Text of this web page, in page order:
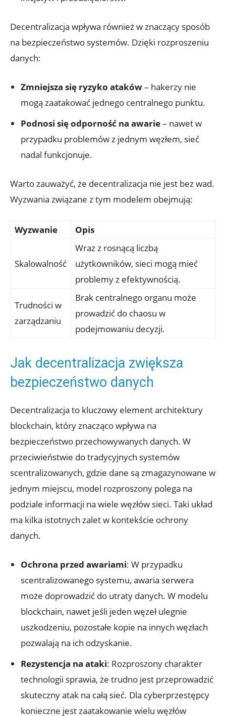
Decentralizacja wpływa‍ również w znaczący sposób
na bezpieczeństwo systemów. ‌Dzięki rozproszeniu
danych:
Zmniejsza​ się ryzyko ataków– hakerzy‍ nie
mogą zaatakować jednego centralnego ‍punktu.
Podnosi się odporność na ⁣awarie– nawet w‌
przypadku problemów z jednym węzłem, sieć
nadal funkcjonuje.
Warto ⁣zauważyć, że decentralizacja‍ nie jest⁢ bez⁤ wad.
Wyzwania⁣ związane z⁢ tym modelem obejmują:
Wyzwanie Opis
Skalowalność
Wraz z rosnącą liczbą
⁢użytkowników, sieci⁢ mogą mieć
problemy z‍ efektywnością.
Trudności w‌
zarządzaniu
Brak centralnego organu może
prowadzić do chaosu w‍
podejmowaniu⁢ decyzji.
Jak decentralizacja zwiększa
bezpieczeństwo danych
Decentralizacja​ to kluczowy element architektury
⁢blockchain, ‍który znacząco wpływa na
bezpieczeństwo przechowywanych danych. W
przeciwieństwie ⁢do tradycyjnych systemów
scentralizowanych, gdzie dane są zmagazynowane w
jednym miejscu, model ⁣rozproszony polega​ na
podziale informacji na wiele węzłów ‌sieci. Taki układ
ma ⁤kilka istotnych zalet w ⁢kontekście⁣ ochrony
danych.
Ochrona przed awariami: W przypadku
‌scentralizowanego systemu,⁣ awaria serwera
‍może doprowadzić do utraty danych. W modelu
blockchain, nawet ‌jeśli jeden węzeł ulegnie
‍uszkodzeniu, pozostałe kopie na‍ innych węzłach
‍pozwalają na ‌ich odzyskanie.
Rezystencja ⁢na ‍ataki: Rozproszony charakter‌
technologii sprawia, że‍ trudno jest przeprowadzić
skuteczny atak na całą sieć. Dla⁣ cyberprzestępcy
konieczne jest zaatakowanie wielu węzłów